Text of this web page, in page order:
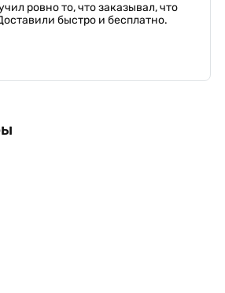
ровно то, что заказывал, что
быстро и бесплатно.